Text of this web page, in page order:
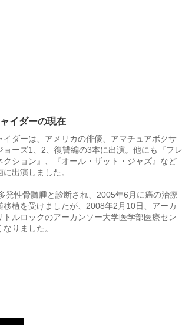
イダーの現在
イダーは、アメリカの俳優、アマチュアボクサ
ョーズ1、2、復讐編の3本に出演。他にも『フレ
クション』、『オール・ザット・ジャズ』など
出演しました。
発性骨髄腫と診断され、2005年6月に癌の治療
移植を受けましたが、2008年2月10日、アーカ
トルロックのアーカンソー大学医学部医療セン
りました。